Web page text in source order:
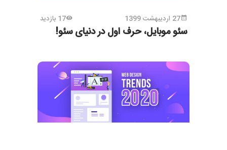
27 اردیبهشت 1399 17 بازدید
سئو موبایل، حرف اول در دنیای سئو!